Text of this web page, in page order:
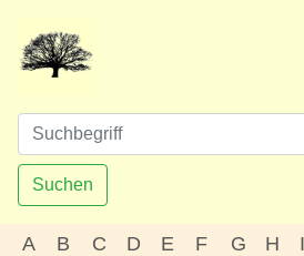
Suchen
A B C D E F G H I